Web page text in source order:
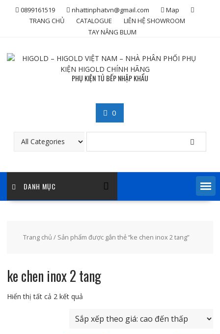
0899161519 nhattinphatvn@gmail.com
Map
TRANG CHỦ
CATALOGUE
LIÊN HỆ SHOWROOM
TAY NÂNG BLUM
PHỤ KIỆN TỦ BẾP NHẬP KHẨU
0
DANH MỤC
Trang chủ / Sản phẩm được gắn thẻ “ke chen inox 2 tang”
ke chen inox 2 tang
Hiển thị tất cả 2 kết quảĐã
xếp